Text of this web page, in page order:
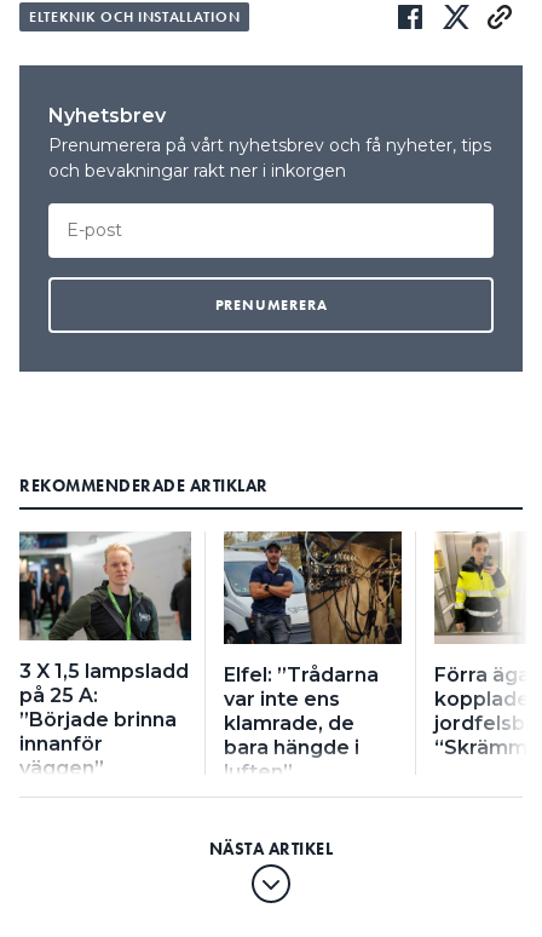
ELTEKNIK OCH INSTALLATION
Nyhetsbrev
Prenumerera på vårt nyhetsbrev och få nyheter, tips
och bevakningar rakt ner i inkorgen
REKOMMENDERADE ARTIKLAR
3 X 1,5 lampsladd
på 25 A:
”Började brinna
innanför
väggen”
Elfel: ”Trådarna
var inte ens
klamrade, de
bara hängde i
luften”
Förra
kopplade